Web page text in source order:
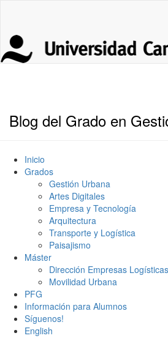
Blog del Grado en
Inicio
Grados
Gestión Urbana
Artes Digitales
Empresa y Tecnología
Arquitectura
Transporte y Logística
Paisajismo
Máster
Dirección Empresas Logísticas
Movilidad Urbana
PFG
Información para Alumnos
Síguenos!
English